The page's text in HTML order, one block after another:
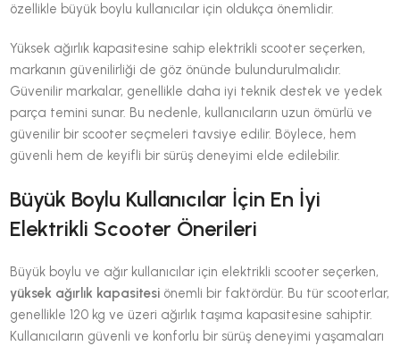
özellikle büyük boylu kullanıcılar için oldukça önemlidir.
Yüksek ağırlık kapasitesine sahip elektrikli scooter seçerken,
markanın güvenilirliği de göz önünde bulundurulmalıdır.
Güvenilir markalar, genellikle daha iyi teknik destek ve yedek
parça temini sunar. Bu nedenle, kullanıcıların uzun ömürlü ve
güvenilir bir scooter seçmeleri tavsiye edilir. Böylece, hem
güvenli hem de keyifli bir sürüş deneyimi elde edilebilir.
Büyük Boylu Kullanıcılar İçin En İyi
Elektrikli Scooter Önerileri
Büyük boylu ve ağır kullanıcılar için elektrikli scooter seçerken,
yüksek ağırlık kapasitesi önemli bir faktördür. Bu tür scooterlar,
genellikle 120 kg ve üzeri ağırlık taşıma kapasitesine sahiptir.
Kullanıcıların güvenli ve konforlu bir sürüş deneyimi yaşamaları